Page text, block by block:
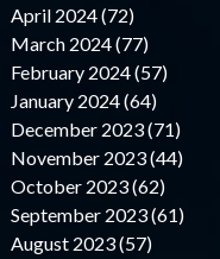
April 2024 (72)
March 2024 (77)
February 2024 (57)
January 2024 (64)
December 2023 (71)
November 2023 (44)
October 2023 (62)
September 2023 (61)
August 2023 (57)